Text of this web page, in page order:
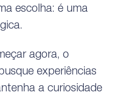
escolha: é uma
agora, o
experiências
a curiosidade